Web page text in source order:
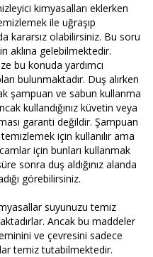
kimyasalları eklerken
ile uğraşıp
kararsız olabilirsiniz. Bu soru
aklına gelebilmektedir.
bu konuda yardımcı
bulunmaktadır. Duş alırken
şampuan ve sabun kullanma
kullandığınız küvetin veya
garanti değildir. Şampuan
için kullanılır ama
için bunları kullanmak
sonra duş aldığınız alanda
görebilirsiniz.
suyunuzu temiz
Ancak bu maddeler
ve çevresini sadece
temiz tutabilmektedir.